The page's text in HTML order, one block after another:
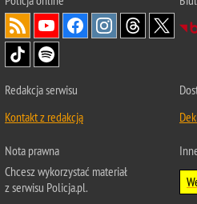
Redakcja serwisu
Kontakt z redakcją
Nota prawna
Chcesz wykorzystać materiał
z serwisu Policja.pl.